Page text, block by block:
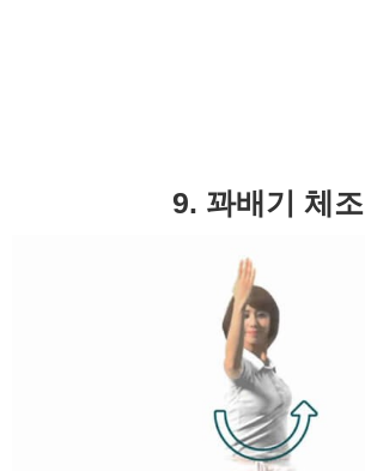
9. 꽈배기 체조